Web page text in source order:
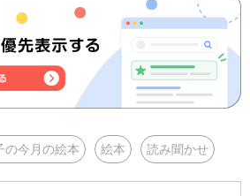
の今月の絵本 絵本 読み聞かせ